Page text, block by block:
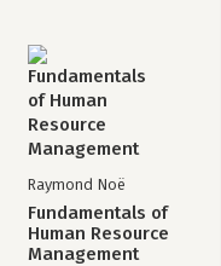
Raymond Noë
Fundamentals of
Human Resource
Management